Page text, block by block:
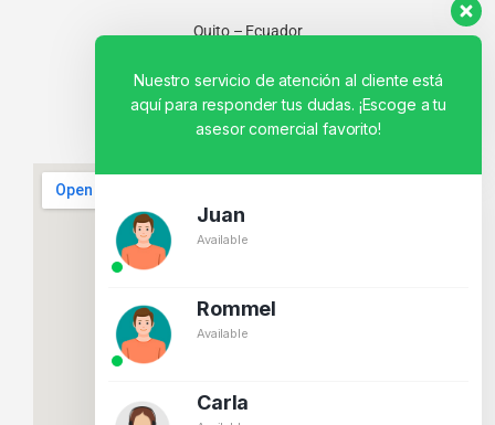
Quito – Ecuador
Nuestro servicio de atención al cliente está
aquí para responder tus dudas. ¡Escoge a tu
asesor comercial favorito!
Juan
Available
Rommel
Available
Carla